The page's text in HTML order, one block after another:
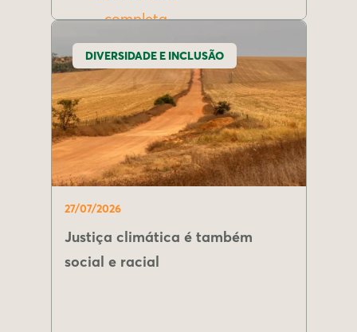
completa
DIVERSIDADE E INCLUSÃO
27/07/2026
Justiça climática é também
social e racial